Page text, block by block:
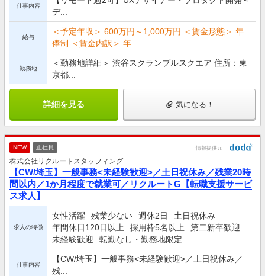
仕事内容
デ...
給与
＜予定年収＞ 600万円～1,000万円 ＜賃金形態＞ 年
俸制 ＜賃金内訳＞ 年...
勤務地
＜勤務地詳細＞ 渋谷スクランブルスクエア 住所：東
京都...
詳細を見る 気になる！
NEW 正社員 情報提供元
株式会社リクルートスタッフィング
【CW/埼玉】一般事務<未経験歓迎>／土日祝休み／残業20時
間以内／1か月程度で就業可／リクルートG【転職支援サービ
ス求人】
求人の特徴
女性活躍 残業少ない 週休2日
土日祝休み
年間休日120日以上
採用枠5名以上
第二新卒歓迎
未経験歓迎
転勤なし・勤務地限定
仕事内容
【CW/埼玉】一般事務<未経験歓迎>／土日祝休み／
残...